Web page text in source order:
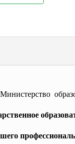
Министерство